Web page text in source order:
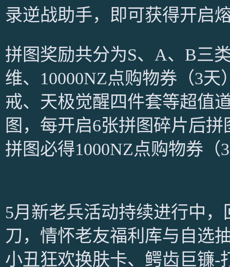
录逆战助手，即可获得开启
拼图奖励共分为S、A、B三
维、10000NZ点购物券（3
戒、天极觉醒四件套等超值
图，每开启6张拼图碎片后
拼图必得1000NZ点购物券（
5月新老兵活动持续进行中
刀，情怀老友福利库与自选
小丑狂欢换肤卡、鳄齿巨镰-